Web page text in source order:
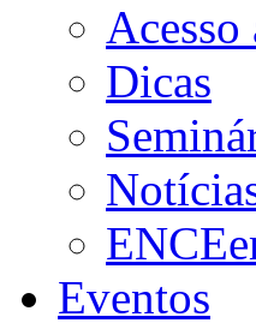
Acesso
Dicas
Eventos